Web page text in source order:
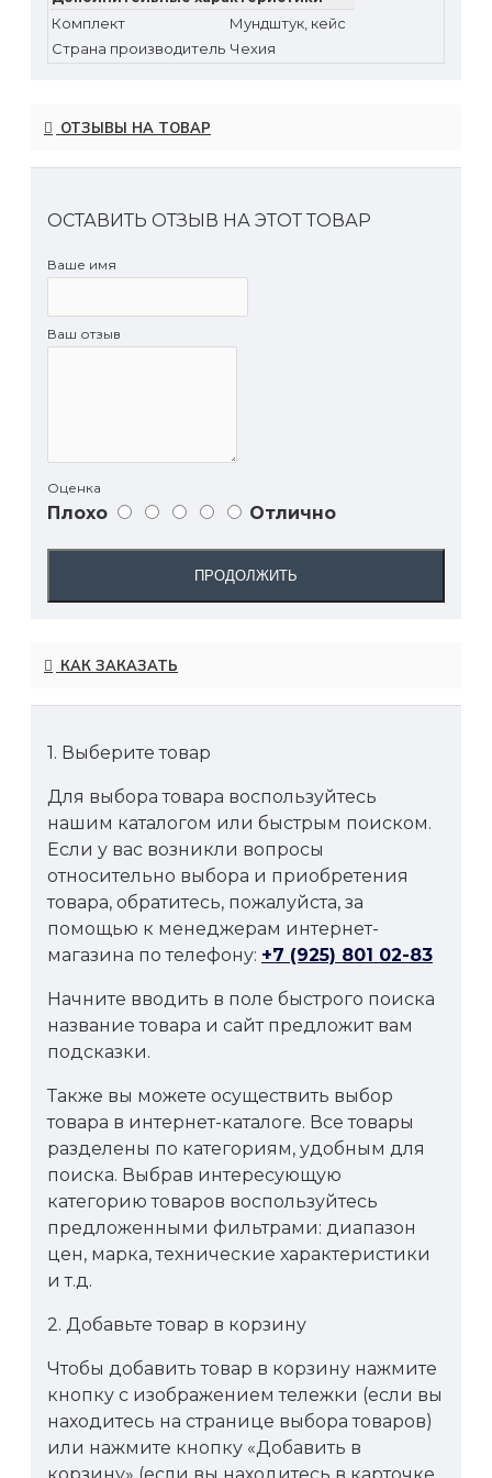
Комплект
Мундштук, кейс
Страна производитель Чехия
ОТЗЫВЫ НА ТОВАР
ОСТАВИТЬ ОТЗЫВ НА ЭТОТ ТОВАР
Ваше имя
Ваш отзыв
Оценка
Плохо Отлично
ПРОДОЛЖИТЬ
КАК ЗАКАЗАТЬ
1. Выберите товар
Для выбора товара воспользуйтесь
нашим каталогом или быстрым поиском.
Если у вас возникли вопросы
относительно выбора и приобретения
товара, обратитесь, пожалуйста, за
помощью к менеджерам интернет-
магазина по телефону: +7 (925) 801 02-83
Начните вводить в поле быстрого поиска
название товара и сайт предложит вам
подсказки.
Также вы можете осуществить выбор
товара в интернет-каталоге. Все товары
разделены по категориям, удобным для
поиска. Выбрав интересующую
категорию товаров воспользуйтесь
предложенными фильтрами: диапазон
цен, марка, технические характеристики
и т.д.
2. Добавьте товар в корзину
Чтобы добавить товар в корзину нажмите
кнопку с изображением тележки (если вы
находитесь на странице выбора товаров)
или нажмите кнопку «Добавить в